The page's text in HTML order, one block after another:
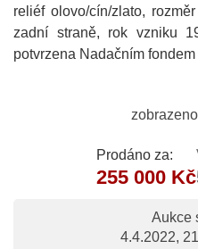
reliéf olovo/cín/zlato,
zadní straně, rok vzniku
potvrzena Nadačním
Prodáno za:
255 000 Kč
Aukce
4.4.2022,